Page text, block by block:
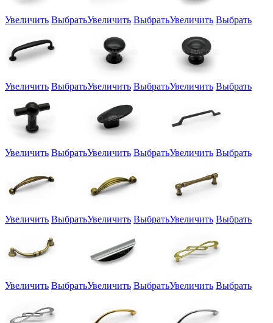
Увеличить ВыбратьУвеличить ВыбратьУвеличить Выбрать
Увеличить ВыбратьУвеличить ВыбратьУвеличить Выбрать
Увеличить ВыбратьУвеличить ВыбратьУвеличить Выбрать
Увеличить ВыбратьУвеличить ВыбратьУвеличить Выбрать
Увеличить ВыбратьУвеличить ВыбратьУвеличить Выбрать